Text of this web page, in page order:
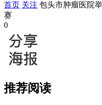
首页 关注 包头市肿瘤医院
赛
0
推荐阅读